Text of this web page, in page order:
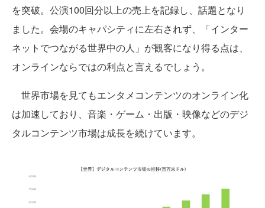
を突破。公演100回分以上の売上を記録し、話題となり
ました。会場のキャパシティに左右されず、「インター
ネットでつながる世界中の人」が観客になり得る点は、
オンラインならではの利点と言えるでしょう。
世界市場を見てもエンタメコンテンツのオンライン化
は加速しており、音楽・ゲーム・出版・映像などのデジ
タルコンテンツ市場は成長を続けています。